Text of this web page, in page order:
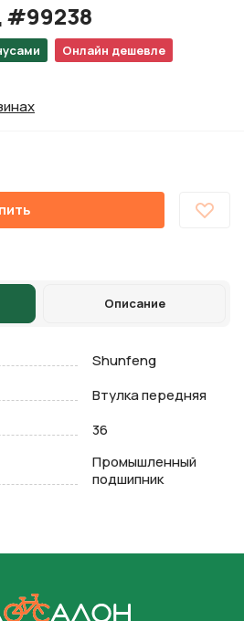
Онлайн дешевле
#99238
Описание
Shunfeng
Втулка передняя
36
Промышленный
подшипник